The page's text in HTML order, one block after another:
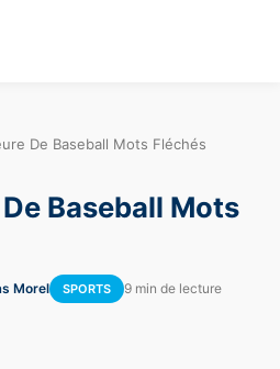
De Baseball Mots Fléchés
Baseball Mots
Morel SPORTS 9 min de lecture